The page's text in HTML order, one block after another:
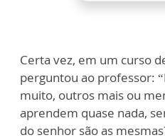
Certa vez, em um curso
perguntou ao professor:
muito, outros mais ou
aprendem quase nada,
do senhor são as